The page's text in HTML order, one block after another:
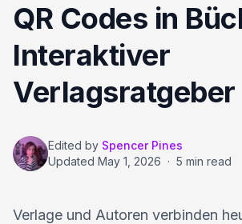
QR Codes in
Interaktiver
Verlagsratgeber
Edited by Spencer Pines
Updated May 1, 2026 · 5 min read
Verlage und Autoren verbinden